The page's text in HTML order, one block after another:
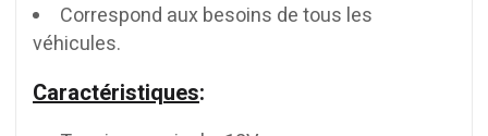
Correspond aux besoins de tous les
véhicules.
Caractéristiques: